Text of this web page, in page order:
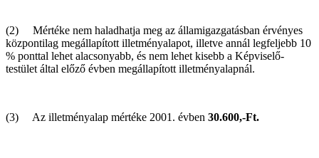
(2) Mértéke nem haladhatja meg az államigazgatásban érvényes
központilag megállapított illetményalapot, illetve annál legfeljebb 10
% ponttal lehet alacsonyabb, és nem lehet kisebb a Képviselő-
testület által előző évben megállapított illetményalapnál.
(3) Az illetményalap mértéke 2001. évben 30.600,-Ft.